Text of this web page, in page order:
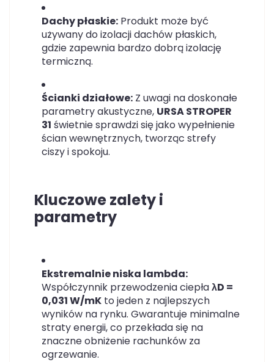
Dachy płaskie: Produkt może być
używany do izolacji dachów płaskich,
gdzie zapewnia bardzo dobrą izolację
termiczną.
Ścianki działowe: Z uwagi na doskonałe
parametry akustyczne, URSA STROPER
31 świetnie sprawdzi się jako wypełnienie
ścian wewnętrznych, tworząc strefy
ciszy i spokoju.
Kluczowe zalety i
parametry
Ekstremalnie niska lambda:
Współczynnik przewodzenia ciepłaλD =
0,031 W/mK to jeden z najlepszych
wyników na rynku. Gwarantuje minimalne
straty energii, co przekłada się na
znaczne obniżenie rachunków za
ogrzewanie.